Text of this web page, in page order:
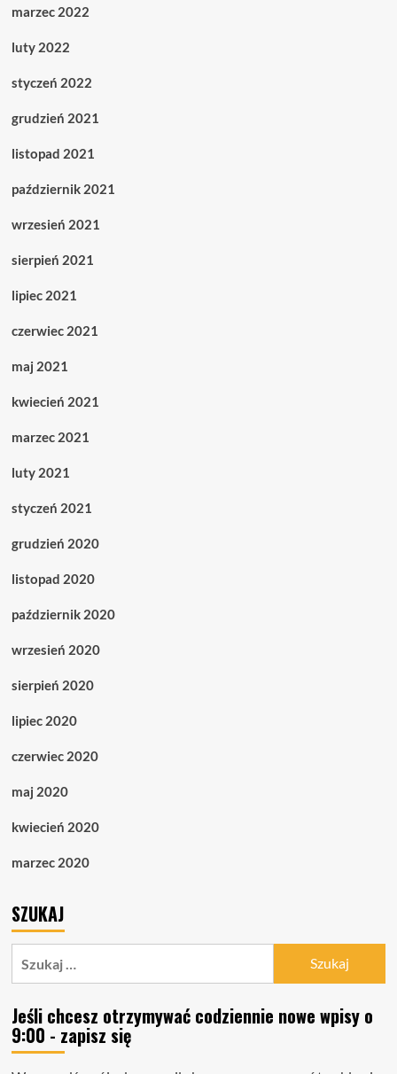
marzec 2022
luty 2022
styczeń 2022
grudzień 2021
listopad 2021
październik 2021
wrzesień 2021
sierpień 2021
lipiec 2021
czerwiec 2021
maj 2021
kwiecień 2021
marzec 2021
luty 2021
styczeń 2021
grudzień 2020
listopad 2020
październik 2020
wrzesień 2020
sierpień 2020
lipiec 2020
czerwiec 2020
maj 2020
kwiecień 2020
marzec 2020
SZUKAJ
Jeśli chcesz otrzymywać codziennie nowe wpisy o
9:00 - zapisz się